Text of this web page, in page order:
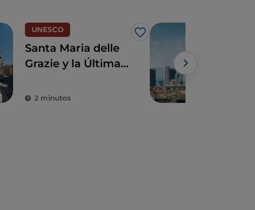
UNESCO
Me gusta
Santa Maria delle
Grazie y la Última
joyas para revivir el
2 minutos